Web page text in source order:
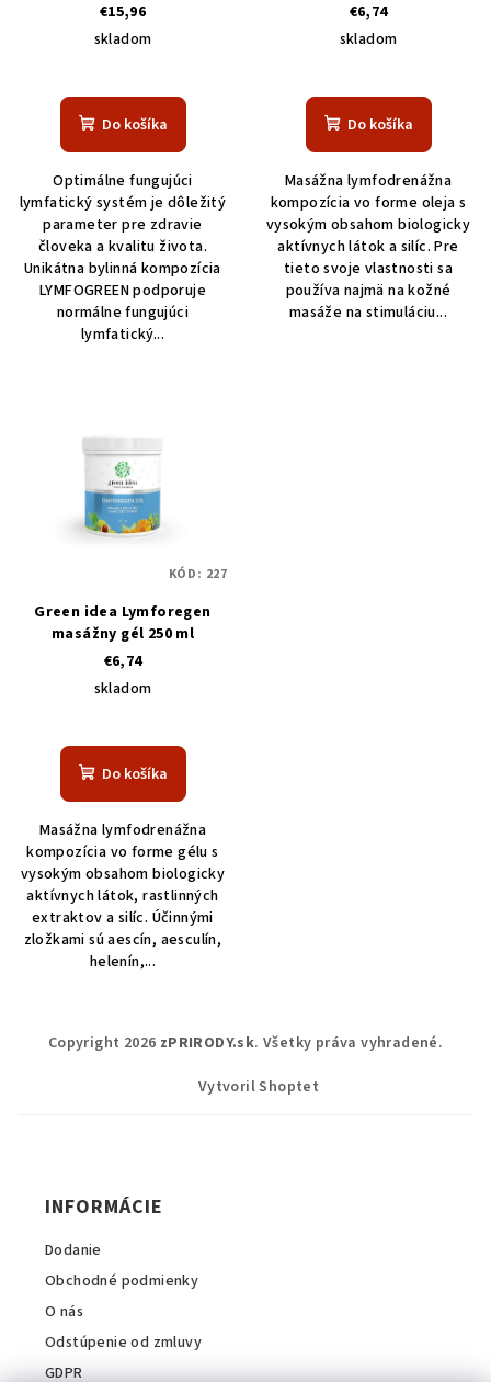
€15,96
skladom
Do košíka
Optimálne fungujúci
lymfatický systém je dôležitý
parameter pre zdravie
človeka a kvalitu života.
Unikátna bylinná kompozícia
LYMFOGREEN podporuje
normálne fungujúci
lymfatický...
€6,74
skladom
Do košíka
Masážna lymfodrenážna
kompozícia vo forme oleja s
vysokým obsahom biologicky
aktívnych látok a silíc. Pre
tieto svoje vlastnosti sa
používa najmä na kožné
masáže na stimuláciu...
Green idea Lymforegen
masážny gél 250 ml
€6,74
skladom
Do košíka
Masážna lymfodrenážna
kompozícia vo forme gélu s
vysokým obsahom biologicky
aktívnych látok, rastlinných
extraktov a silíc. Účinnými
zložkami sú aescín, aesculín,
helenín,...
KÓD: 227
Copyright 2026 zPRIRODY.sk. Všetky práva vyhradené.
Vytvoril Shoptet
INFORMÁCIE
Dodanie
Obchodné podmienky
O nás
Odstúpenie od zmluvy
GDPR